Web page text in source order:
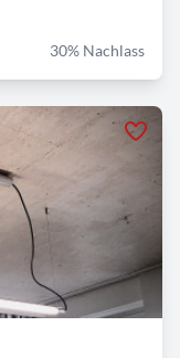
30% Nachlass